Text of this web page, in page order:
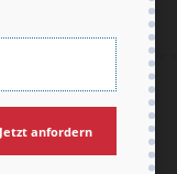
Datenschutz
Jetzt anfordern